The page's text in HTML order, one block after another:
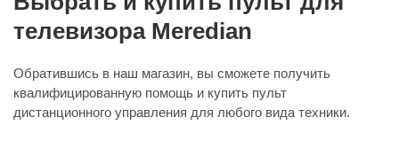
телевизора Meredian
Обратившись в наш магазин, вы сможете получить
квалифицированную помощь и купить пульт
дистанционного управления для любого вида техники.